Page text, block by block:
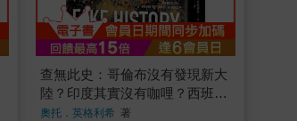
查無此史：哥倫布沒有發現新大
陸？印度其實沒有咖哩？西班牙
人沒有滅掉阿茲特克？深度尋訪
奧托．英格利希 著